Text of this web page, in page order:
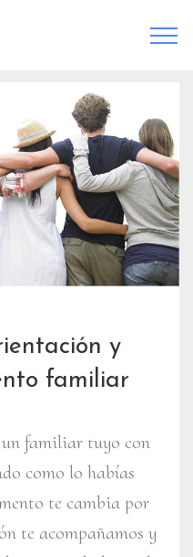
y
familiar
familiar tuyo con
como lo habías
te cambia por
te acompañamos y